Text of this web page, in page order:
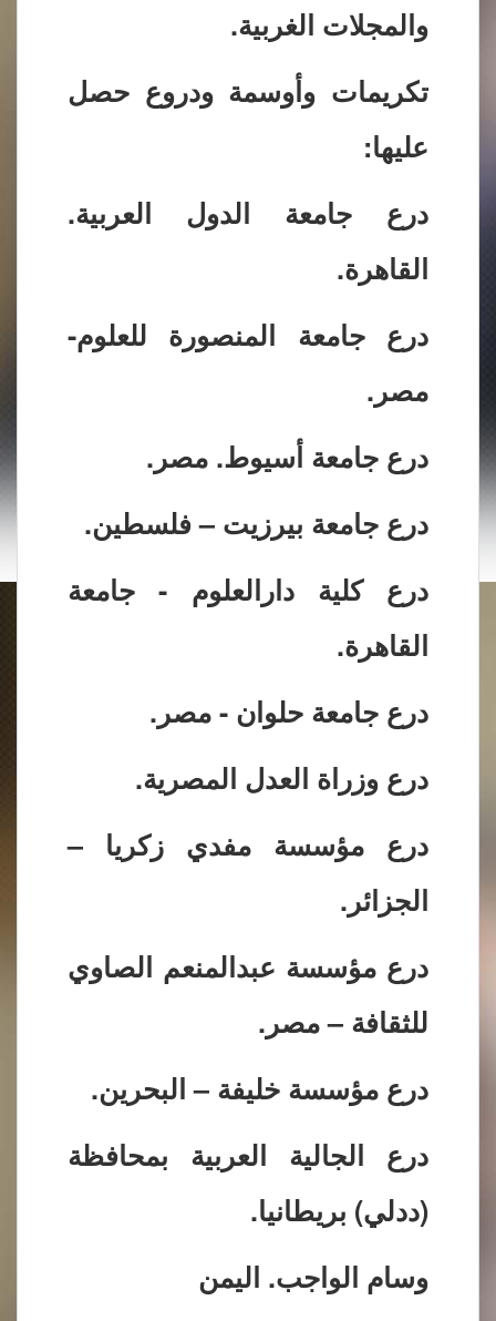
والمجلات الغربية.
تكريمات وأوسمة ودروع حصل
عليها:
درع جامعة الدول العربية.
القاهرة.
درع جامعة المنصورة للعلوم-
مصر.
درع جامعة أسيوط. مصر.
درع جامعة بيرزيت – فلسطين.
درع كلية دارالعلوم - جامعة
القاهرة.
درع جامعة حلوان - مصر.
درع وزراة العدل المصرية.
درع مؤسسة مفدي زكريا –
الجزائر.
درع مؤسسة عبدالمنعم الصاوي
للثقافة – مصر.
درع مؤسسة خليفة – البحرين.
درع الجالية العربية بمحافظة
(ددلي) بريطانيا.
وسام الواجب. اليمن